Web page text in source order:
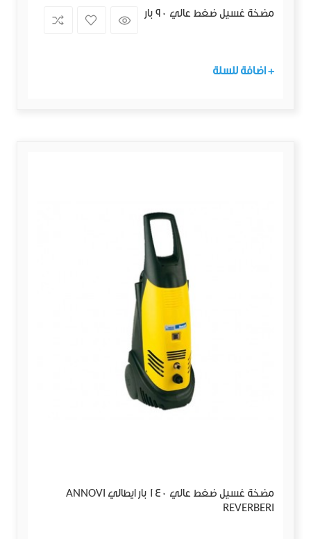
مضخة غسيل ضغط عالي 90 بار
+ اضافة للسلة
مضخة غسيل ضغط عالي 140 بار ايطالي ANNOVI
REVERBERI